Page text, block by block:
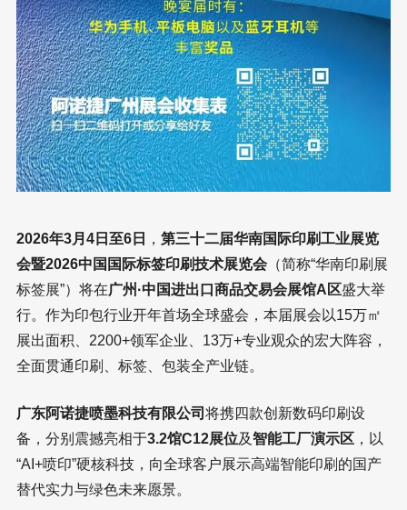
2026年3月4日至6日 ， 第三十二届华南国际印刷工业展览
会暨2026中国国际标签印刷技术展览会 （简称“华南印刷展
标签展”）将在广州·中国进出口商品交易会展馆A区盛大举
行。作为印包行业开年首场全球盛会，本届展会以15万㎡
展出面积、2200+领军企业、13万+专业观众的宏大阵容，
全面贯通印刷、标签、包装全产业链。
广东阿诺捷喷墨科技有限公司 将携四款创新数码印刷设
备，分别震撼亮相于3.2馆C12展位及智能工厂演示区 ，以
“AI+喷印”硬核科技，向全球客户展示高端智能印刷的国产
替代实力与绿色未来愿景。